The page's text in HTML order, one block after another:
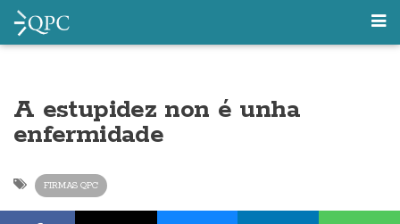
A estupidez non é unha
enfermidade
FIRMAS QPC